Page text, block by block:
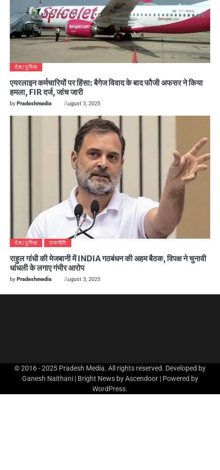
देश/दुनिया
एयरलाइन कर्मचारियों पर हिंसा: बैगेज विवाद के बाद फौजी अफसर ने किया
हमला, FIR दर्ज, जांच जारी
by Pradeshmedia August 3, 2025
देश/दुनिया राजनीति
राहुल गांधी की मेजबानी में INDIA गठबंधन की अहम बैठक, विपक्ष ने चुनावी
धांधली के लगाए गंभीर आरोप
by Pradeshmedia August 3, 2025
© 2016 - 2025 Pradesh Media. All rights reserved. Developed by
Ganesh Naithani | Bright News byAscendoor| Powered by
WordPress.